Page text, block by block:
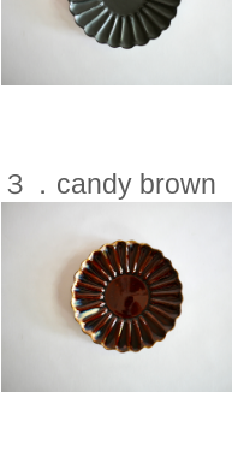
３．candy brown